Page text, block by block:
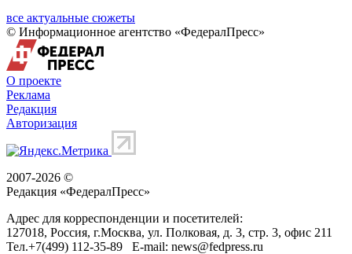
все актуальные сюжеты
© Информационное агентство «ФедералПресс»
О проекте
Реклама
Редакция
Авторизация
2007-2026 ©
Редакция «ФедералПресс»
Адрес для корреспонденции и посетителей:
127018, Россия, г.Москва, ул. Полковая, д. 3, стр. 3, офис 211
Тел.+7(499) 112-35-89 E-mail: news@fedpress.ru